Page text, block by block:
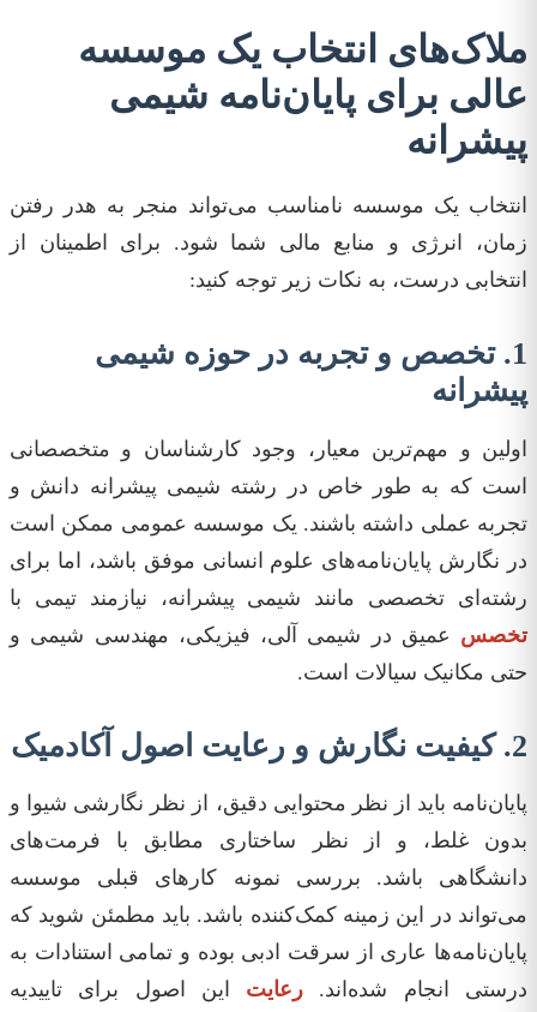
ملاک‌های انتخاب یک موسسه
عالی برای پایان‌نامه شیمی
پیشرانه
انتخاب یک موسسه نامناسب می‌تواند منجر به هدر رفتن
زمان، انرژی و منابع مالی شما شود. برای اطمینان از
انتخابی درست، به نکات زیر توجه کنید:
1. تخصص و تجربه در حوزه شیمی
پیشرانه
اولین و مهم‌ترین معیار، وجود کارشناسان و متخصصانی
است که به طور خاص در رشته شیمی پیشرانه دانش و
تجربه عملی داشته باشند. یک موسسه عمومی ممکن است
در نگارش پایان‌نامه‌های علوم انسانی موفق باشد، اما برای
رشته‌ای تخصصی مانند شیمی پیشرانه، نیازمند تیمی با
تخصس عمیق در شیمی آلی، فیزیکی، مهندسی شیمی و
حتی مکانیک سیالات است.
2. کیفیت نگارش و رعایت اصول آکادمیک
پایان‌نامه باید از نظر محتوایی دقیق، از نظر نگارشی شیوا و
بدون غلط، و از نظر ساختاری مطابق با فرمت‌های
دانشگاهی باشد. بررسی نمونه کارهای قبلی موسسه
می‌تواند در این زمینه کمک‌کننده باشد. باید مطمئن شوید که
پایان‌نامه‌ها عاری از سرقت ادبی بوده و تمامی استنادات به
درستی انجام شده‌اند. رعایت‌ این اصول برای تاییدیه